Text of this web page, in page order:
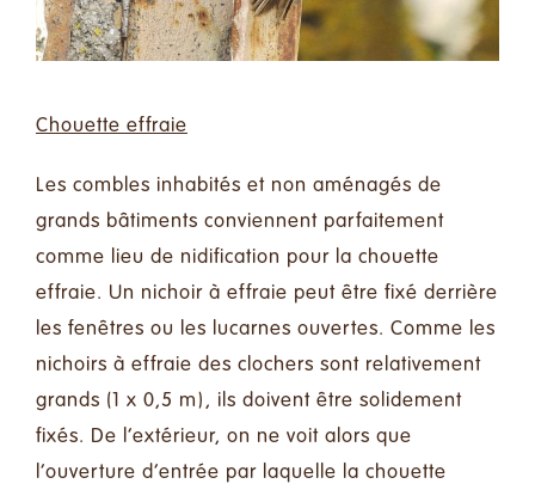
Chouette effraie
Les combles inhabités et non aménagés de
grands bâtiments conviennent parfaitement
comme lieu de nidification pour la chouette
effraie. Un nichoir à effraie peut être fixé derrière
les fenêtres ou les lucarnes ouvertes. Comme les
nichoirs à effraie des clochers sont relativement
grands (1 x 0,5 m), ils doivent être solidement
fixés. De l’extérieur, on ne voit alors que
l’ouverture d’entrée par laquelle la chouette